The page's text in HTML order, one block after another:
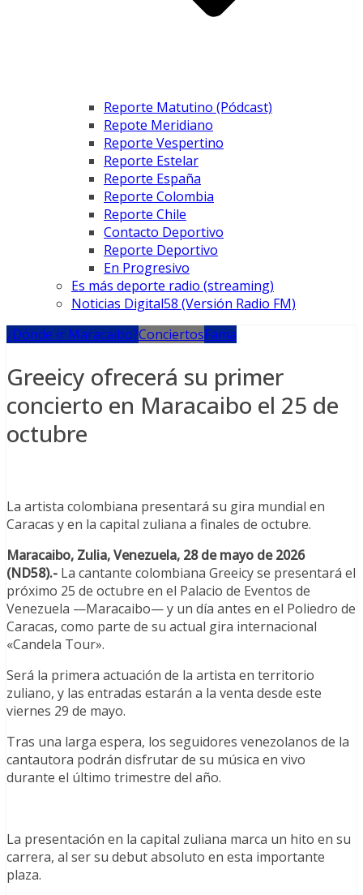
Reporte Matutino (Pódcast)
Repote Meridiano
Reporte Vespertino
Reporte Estelar
Reporte España
Reporte Colombia
Reporte Chile
Contacto Deportivo
Reporte Deportivo
En Progresivo
Es más deporte radio (streaming)
Noticias Digital58 (Versión Radio FM)
¿Dónde ir Maracaibo?ConciertosFama
Greeicy ofrecerá su primer
concierto en Maracaibo el 25 de
octubre
La artista colombiana presentará su gira mundial en
Caracas y en la capital zuliana a finales de octubre.
Maracaibo, Zulia, Venezuela, 28 de mayo de 2026
(ND58).- La cantante colombiana Greeicy se presentará el
próximo 25 de octubre en el Palacio de Eventos de
Venezuela —Maracaibo— y un día antes en el Poliedro de
Caracas, como parte de su actual gira internacional
«Candela Tour».
Será la primera actuación de la artista en territorio
zuliano, y las entradas estarán a la venta desde este
viernes 29 de mayo.
Tras una larga espera, los seguidores venezolanos de la
cantautora podrán disfrutar de su música en vivo
durante el último trimestre del año.
La presentación en la capital zuliana marca un hito en su
carrera, al ser su debut absoluto en esta importante
plaza.